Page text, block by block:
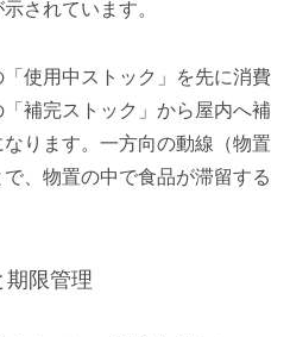
されています。
使用中ストック」を先に消費
補完ストック」から屋内へ補
ります。一方向の動線（物置
、物置の中で食品が滞留する
期限管理